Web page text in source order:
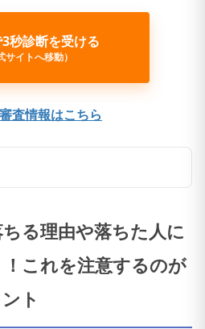
秒診断を受ける
サイトへ移動）
査情報はこちら
る理由や落ちた人に
これを注意するのが
ト